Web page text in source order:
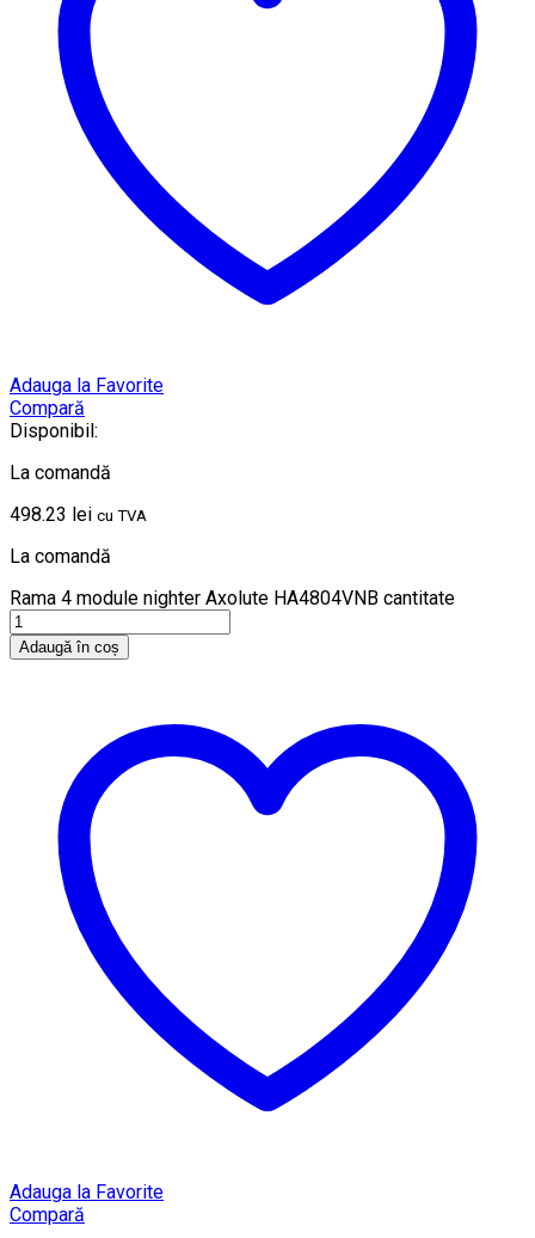
Adauga la Favorite
Compară
Disponibil:
La comandă
498.23 lei cu TVA
La comandă
Rama 4 module nighter Axolute HA4804VNB cantitate
Adaugă în coș
Adauga la Favorite
Compară